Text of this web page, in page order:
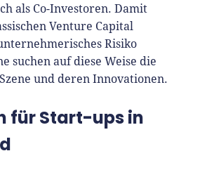
als Co-Investoren. Damit
Venture Capital
Risiko
suchen auf diese Weise die
und deren Innovationen.
für Start-ups in